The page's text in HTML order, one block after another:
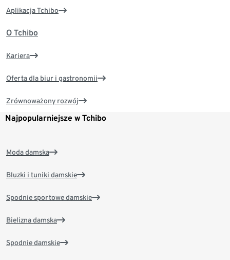
Aplikacja Tchibo
O Tchibo
Kariera
Oferta dla biur i gastronomii
Zrównoważony rozwój
Najpopularniejsze w Tchibo
Moda damska
Bluzki i tuniki damskie
Spodnie sportowe damskie
Bielizna damska
Spodnie damskie